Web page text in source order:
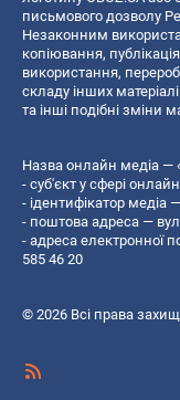
письмового дозволу
Незаконним
копiювання,
використання,
складу інших
та інші подібні зміни
Назва онлайн медіа —
- суб'єкт у сфері
- ідентифікатор медіа
- поштова адреса —
- адреса електронної
585 46 20
© 2026 Всі права